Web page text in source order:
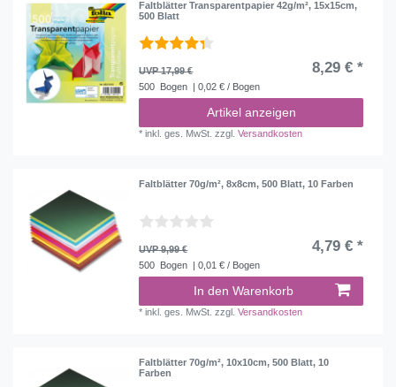
Faltblätter Transparentpapier 42g/m², 15x15cm,
500 Blatt
UVP 17,99 € 8,29 € *
500 Bogen | 0,02 € / Bogen
Artikel anzeigen
*inkl. ges. MwSt. zzgl.Versandkosten
Faltblätter 70g/m², 8x8cm, 500 Blatt, 10 Farben
UVP 9,99 € 4,79 € *
500 Bogen | 0,01 € / Bogen
In den Warenkorb
*inkl. ges. MwSt. zzgl.Versandkosten
Faltblätter 70g/m², 10x10cm, 500 Blatt, 10
Farben